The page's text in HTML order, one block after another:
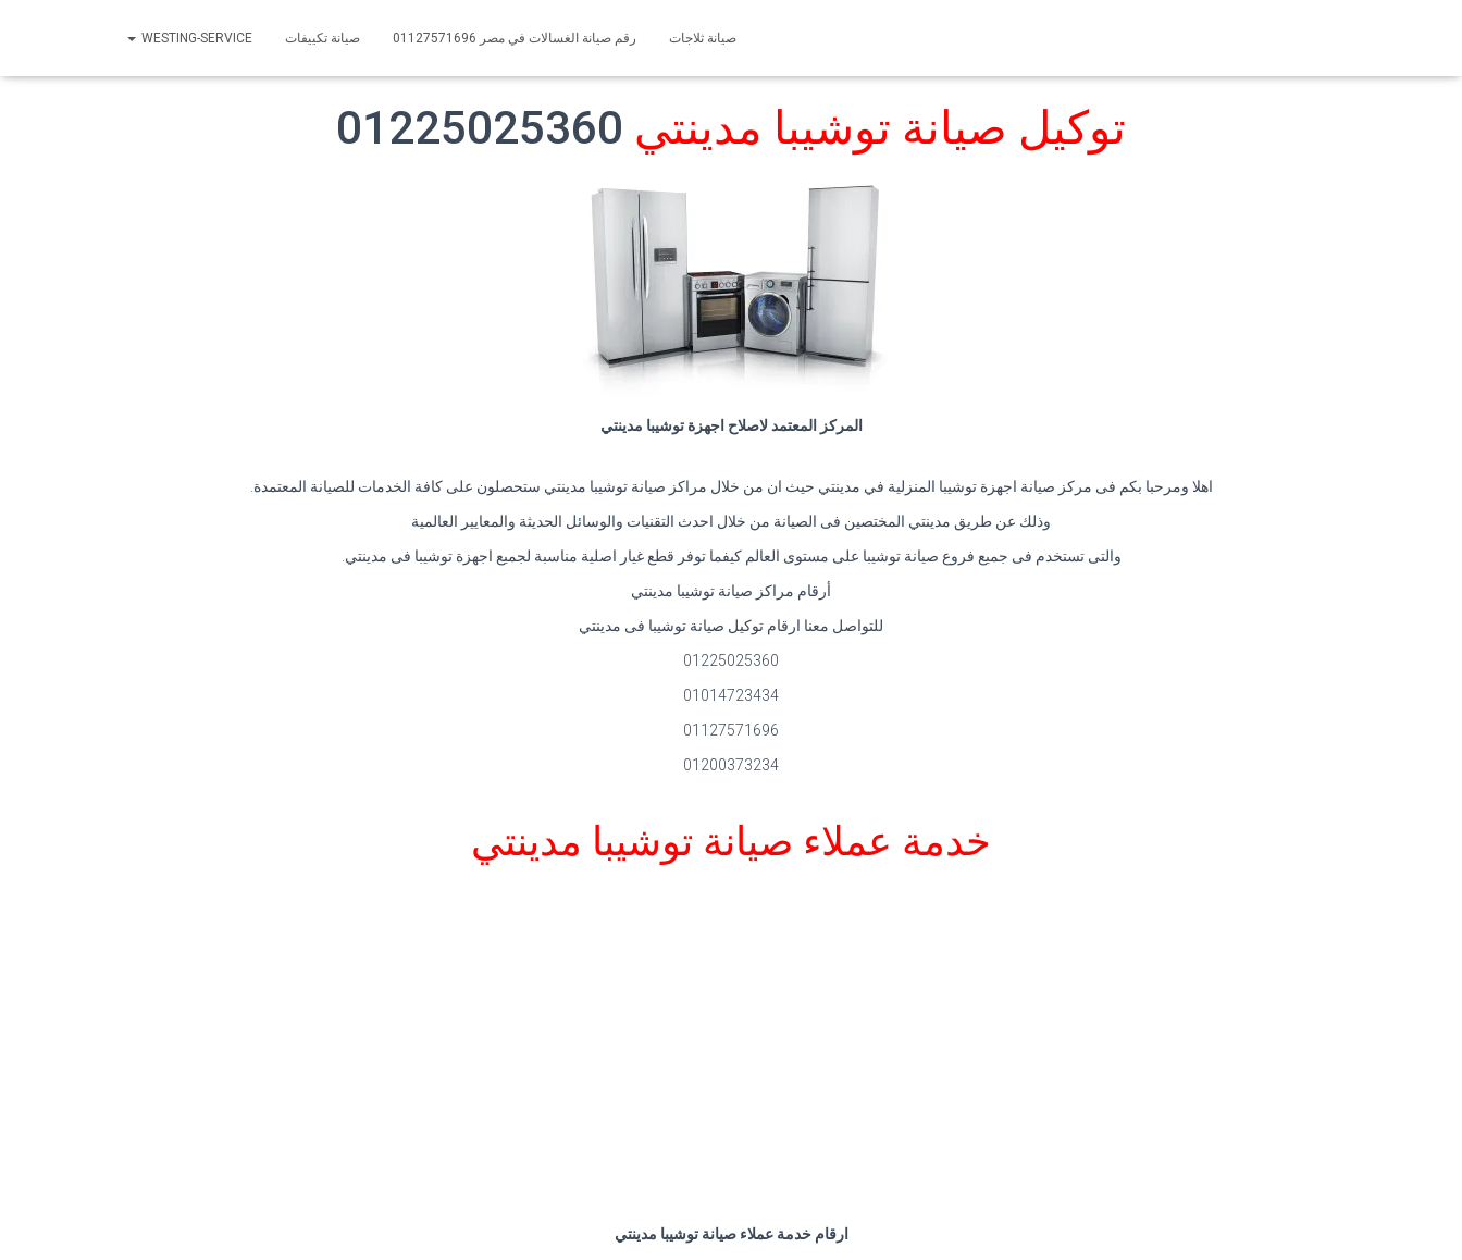
صيانة ثلاجات رقم صيانة الغسالات في مصر 01127571696 صيانة تكييفات WESTING-SERVICE
توكيل صيانة توشيبا مدينتي
المركز المعتمد لاصلاح اجهزة توشيبا مدينتي
اهلا ومرحبا بكم فى مركز صيانة اجهزة توشيبا المنزلية في مدينتي حيث ان من خلال مراكز صيانة توشيبا مدينتي ستحصلون على كافة الخدمات للصيانة المعتمدة.
وذلك عن طريق مدينتي المختصين فى الصيانة من خلال احدث التقنيات والوسائل الحديثة والمعايير العالمية
والتى تستخدم فى جميع فروع صيانة توشيبا على مستوى العالم كيفما توفر قطع غيار اصلية مناسبة لجميع اجهزة توشيبا فى مدينتي.
أرقام مراكز صيانة توشيبا مدينتي
للتواصل معنا ارقام توكيل صيانة توشيبا فى مدينتي
01225025360
01014723434
01127571696
01200373234
خدمة عملاء صيانة توشيبا مدينتي
ارقام خدمة عملاء صيانة توشيبا مدينتي